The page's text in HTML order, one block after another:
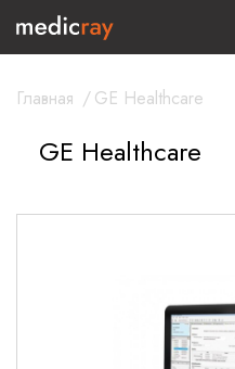
Главная /GE Healthcare
GE Healthcare